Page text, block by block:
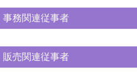
事務関連従事者
販売関連従事者